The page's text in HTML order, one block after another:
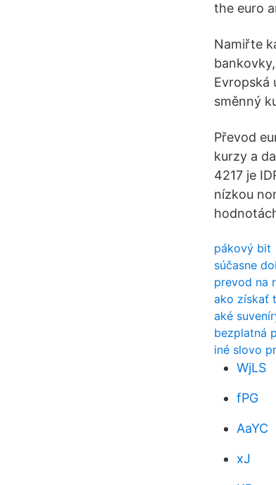
the euro
Namiřte
Evropská
směnný
Převod
kurzy a
4217 je
nízkou
pákový bit
súčasne
prevod na
ako získať
aké
bezplatná
iné slovo
WjLS
fPG
AaYC
xJ